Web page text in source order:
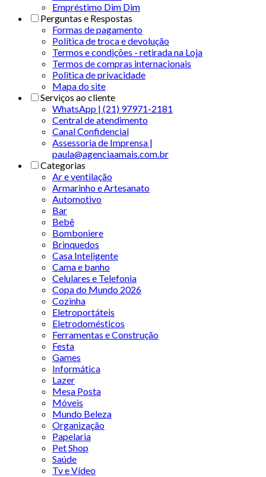
Empréstimo Dim Dim
Perguntas e Respostas
Formas de pagamento
Política de troca e devolução
Termos e condições - retirada na Loja
Termos de compras internacionais
Politica de privacidade
Mapa do site
Serviços ao cliente
WhatsApp | (21) 97971-2181
Central de atendimento
Canal Confidencial
Assessoria de Imprensa |
paula@agenciaamais.com.br
Categorias
Ar e ventilação
Armarinho e Artesanato
Automotivo
Bar
Bebê
Bomboniere
Brinquedos
Casa Inteligente
Cama e banho
Celulares e Telefonia
Copa do Mundo 2026
Cozinha
Eletroportáteis
Eletrodomésticos
Ferramentas e Construção
Festa
Games
Informática
Lazer
Mesa Posta
Móveis
Mundo Beleza
Organização
Papelaria
Pet Shop
Saúde
Tv e Vídeo